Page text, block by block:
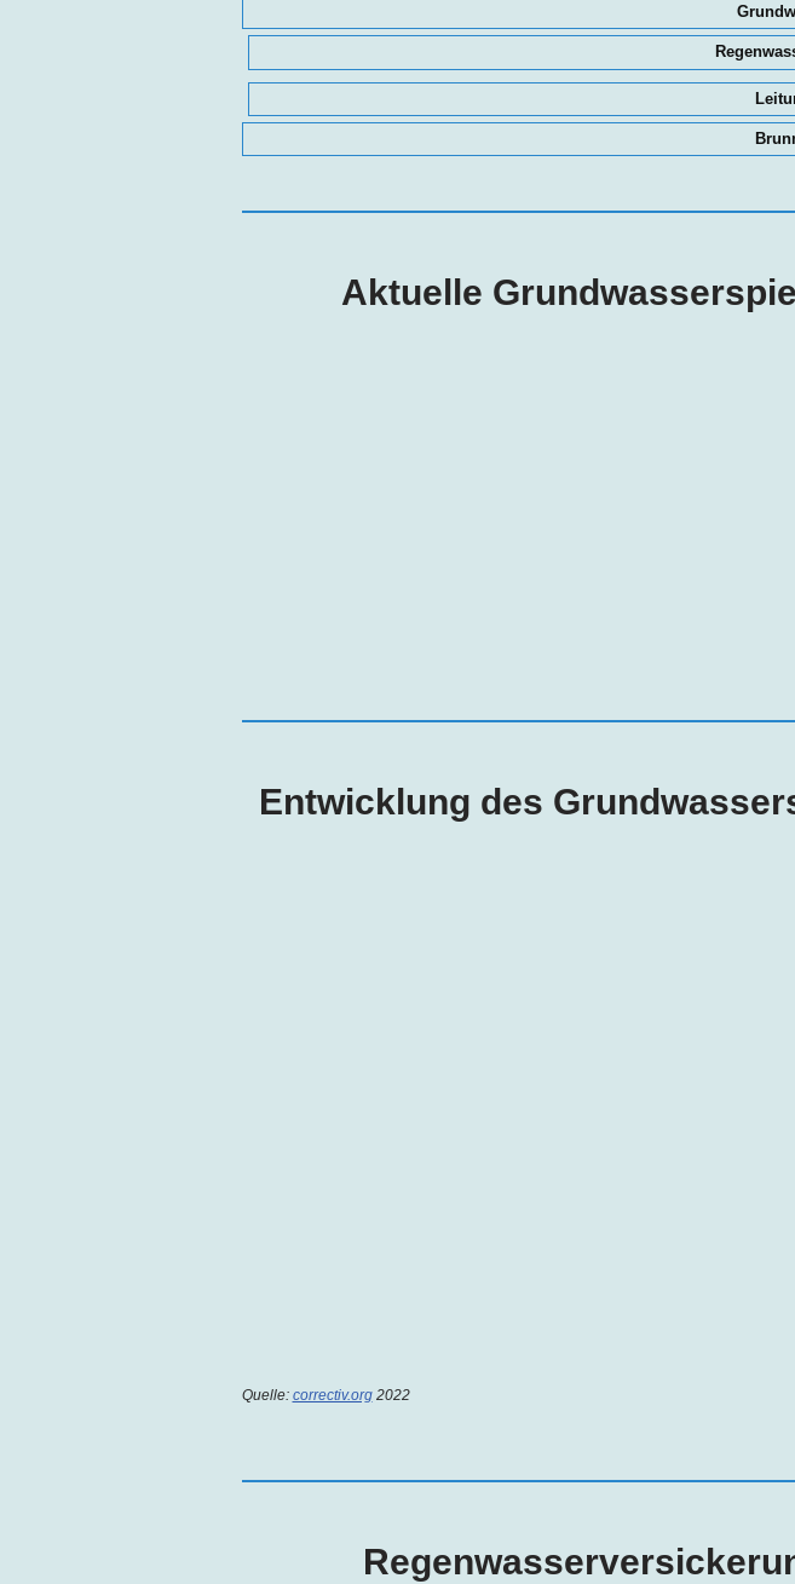
Aktuelle
Entwicklung des
Quelle: correctiv.org2022